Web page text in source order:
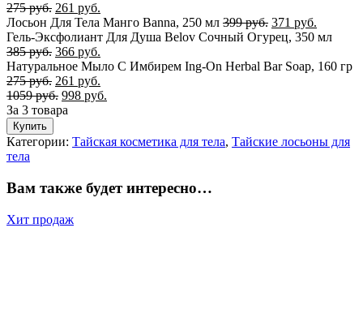
275руб. 261 руб.
Лосьон Для Тела Манго Banna, 250 мл 399руб. 371 руб.
Гель-Эксфолиант Для Душа Belov Сочный Огурец, 350 мл
385руб. 366 руб.
Натуральное Мыло С Имбирем Ing-On Herbal Bar Soap, 160 гр
275руб. 261 руб.
1059руб. 998 руб.
За 3 товара
Купить
Категории: Тайская косметика для тела, Тайские лосьоны для
тела
Вам также будет интересно…
Хит продаж